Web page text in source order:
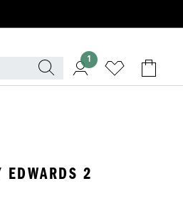
1
EDWARDS 2